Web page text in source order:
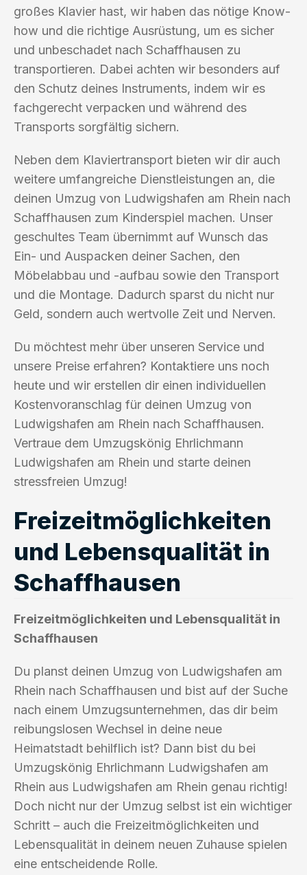
großes Klavier hast, wir haben das nötige Know-
how und die richtige Ausrüstung, um es sicher
und unbeschadet nach Schaffhausen zu
transportieren. Dabei achten wir besonders auf
den Schutz deines Instruments, indem wir es
fachgerecht verpacken und während des
Transports sorgfältig sichern.
Neben dem Klaviertransport bieten wir dir auch
weitere umfangreiche Dienstleistungen an, die
deinen Umzug von Ludwigshafen am Rhein nach
Schaffhausen zum Kinderspiel machen. Unser
geschultes Team übernimmt auf Wunsch das
Ein- und Auspacken deiner Sachen, den
Möbelabbau und -aufbau sowie den Transport
und die Montage. Dadurch sparst du nicht nur
Geld, sondern auch wertvolle Zeit und Nerven.
Du möchtest mehr über unseren Service und
unsere Preise erfahren? Kontaktiere uns noch
heute und wir erstellen dir einen individuellen
Kostenvoranschlag für deinen Umzug von
Ludwigshafen am Rhein nach Schaffhausen.
Vertraue dem Umzugskönig Ehrlichmann
Ludwigshafen am Rhein und starte deinen
stressfreien Umzug!
Freizeitmöglichkeiten
und Lebensqualität in
Schaffhausen
Freizeitmöglichkeiten und Lebensqualität in
Schaffhausen
Du planst deinen Umzug von Ludwigshafen am
Rhein nach Schaffhausen und bist auf der Suche
nach einem Umzugsunternehmen, das dir beim
reibungslosen Wechsel in deine neue
Heimatstadt behilflich ist? Dann bist du bei
Umzugskönig Ehrlichmann Ludwigshafen am
Rhein aus Ludwigshafen am Rhein genau richtig!
Doch nicht nur der Umzug selbst ist ein wichtiger
Schritt – auch die Freizeitmöglichkeiten und
Lebensqualität in deinem neuen Zuhause spielen
eine entscheidende Rolle.